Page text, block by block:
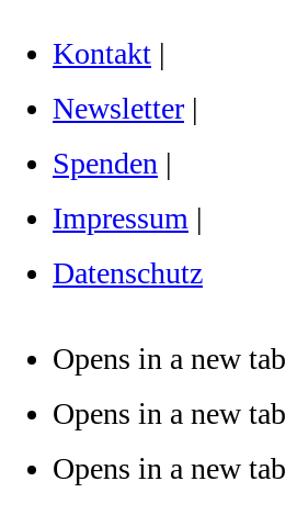
Kontakt |
Newsletter |
Spenden |
Impressum |
Datenschutz
Opens in a new tab
Opens in a new tab
Opens in a new tab